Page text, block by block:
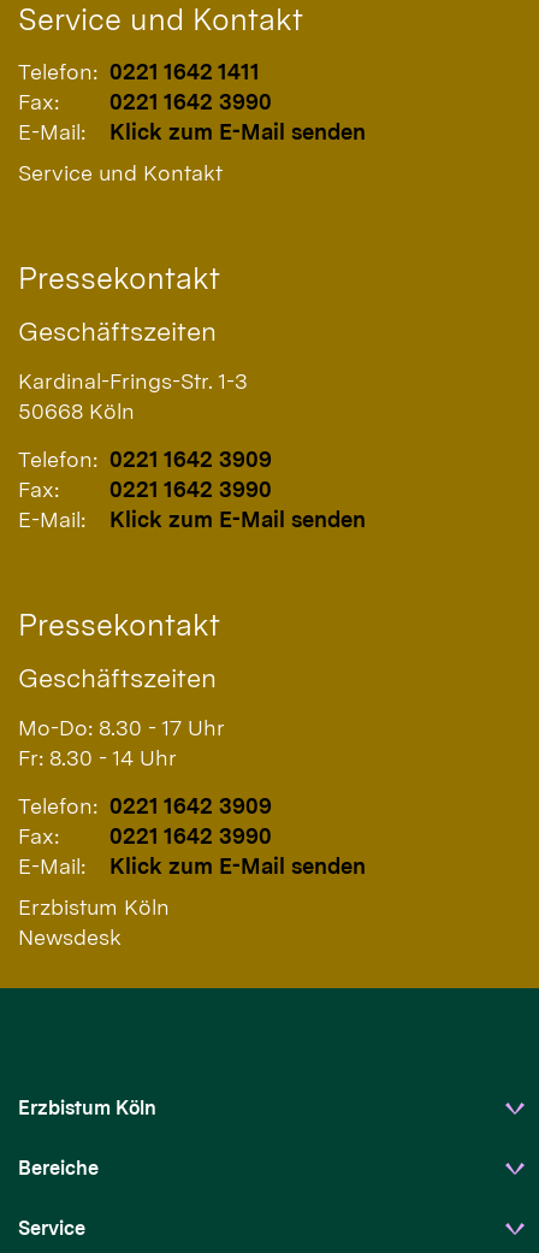
Service und Kontakt
Telefon: 0221 1642 1411
Fax:
0221 1642 3990
E-Mail:
Klick zum E-Mail senden
Service und Kontakt
Pressekontakt
Geschäftszeiten
Kardinal-Frings-Str. 1-3
50668 Köln
Telefon: 0221 1642 3909
Fax:
0221 1642 3990
E-Mail:
Klick zum E-Mail senden
Pressekontakt
Geschäftszeiten
Mo-Do: 8.30 - 17 Uhr
Fr: 8.30 - 14 Uhr
Telefon: 0221 1642 3909
Fax:
0221 1642 3990
E-Mail:
Klick zum E-Mail senden
Erzbistum Köln
Newsdesk
Erzbistum Köln
Bereiche
Service